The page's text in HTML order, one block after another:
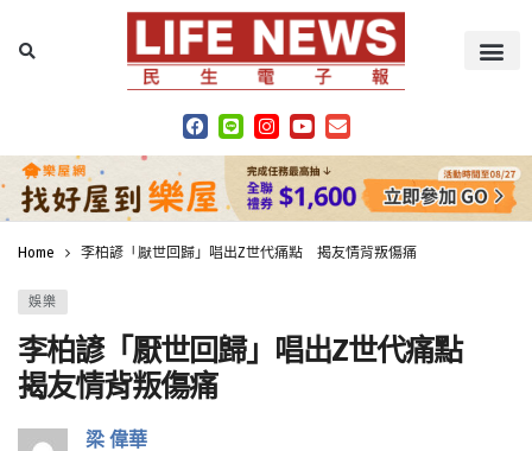
Home 李柏諺「厭世回歸」唱出Z世代痛點 揭友情背叛傷痛
娛樂
李柏諺「厭世回歸」唱出Z世代痛點
揭友情背叛傷痛
梁 偉華